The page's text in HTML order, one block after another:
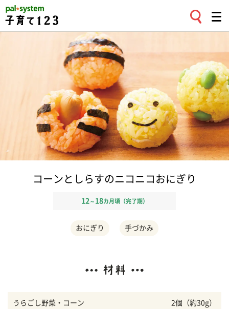
コーンとしらすのニコニコおにぎり
12 ～ 18カ月頃（完了期）
おにぎり 手づかみ
うらごし野菜・コーン 2個（約30g）